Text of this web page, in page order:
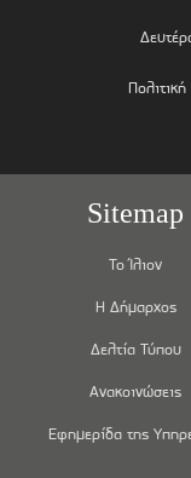
Sitemap
Το Ίλιον
Η Δήμαρχος
Δελτία Τύπου
Ανακοινώσεις
Εφημερίδα της